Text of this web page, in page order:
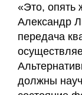
«Это, опять
Александр
передача
должны